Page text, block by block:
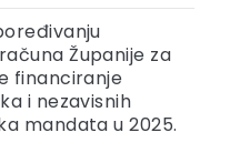
Županije za
financiranje
i nezavisnih
mandata u 2025.